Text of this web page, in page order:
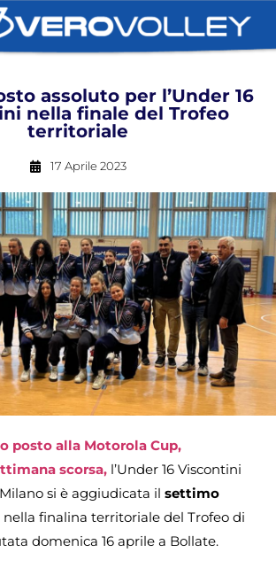
assoluto per l’Under 16
nella finale del Trofeo
territoriale
17 Aprile 2023
posto alla Motorola Cup,
scorsa, l’Under 16 Viscontini
si è aggiudicata il settimo
nella finalina territoriale del Trofeo di
domenica 16 aprile a Bollate.